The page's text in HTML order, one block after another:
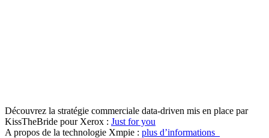
Découvrez la stratégie commerciale data-driven mis en place par
KissTheBride pour Xerox : Just for you
A propos de la technologie Xmpie : plus d’informations